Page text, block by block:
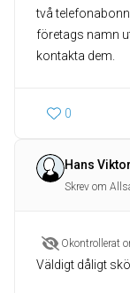
två
företags namn
kontakta dem.
0
Hans
Skrev om
Okontrollerat
Väldigt dåligt